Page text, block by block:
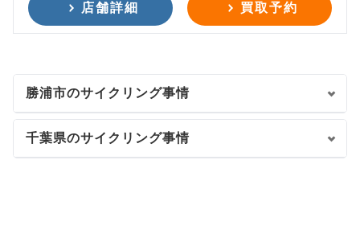
店舗詳細 買取予約
勝浦市のサイクリング事情
千葉県のサイクリング事情